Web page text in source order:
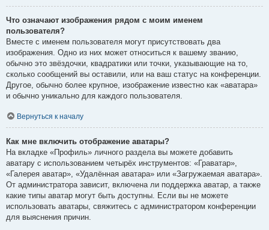
Что означают изображения рядом с моим именем
пользователя?
Вместе с именем пользователя могут присутствовать два
изображения. Одно из них может относиться к вашему званию,
обычно это звёздочки, квадратики или точки, указывающие на то,
сколько сообщений вы оставили, или на ваш статус на конференции.
Другое, обычно более крупное, изображение известно как «аватара»
и обычно уникально для каждого пользователя.
Вернуться к началу
Как мне включить отображение аватары?
На вкладке «Профиль» личного раздела вы можете добавить
аватару с использованием четырёх инструментов: «Граватар»,
«Галерея аватар», «Удалённая аватара» или «Загружаемая аватара».
От администратора зависит, включена ли поддержка аватар, а также
какие типы аватар могут быть доступны. Если вы не можете
использовать аватары, свяжитесь с администратором конференции
для выяснения причин.